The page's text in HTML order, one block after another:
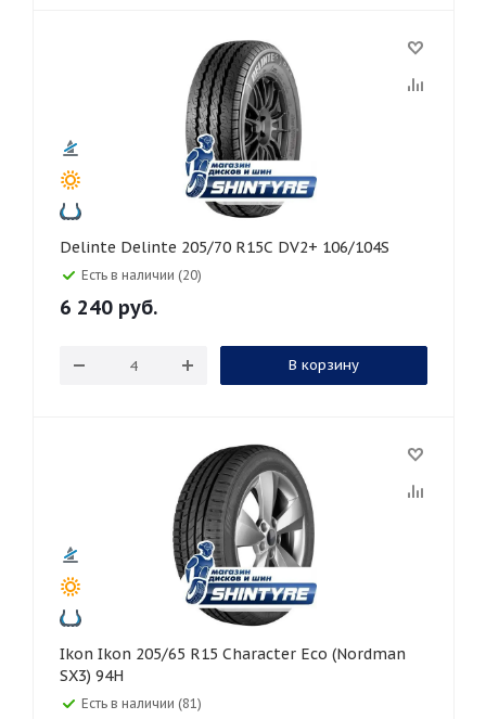
Delinte Delinte 205/70 R15C DV2+ 106/104S
Есть в наличии (20)
6 240 руб.
В корзину
Ikon Ikon 205/65 R15 Character Eco (Nordman
SX3) 94H
Есть в наличии (81)